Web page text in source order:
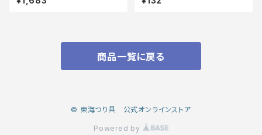
商品一覧に戻る
© 東海つり具 公式オンラインストア
Powered by